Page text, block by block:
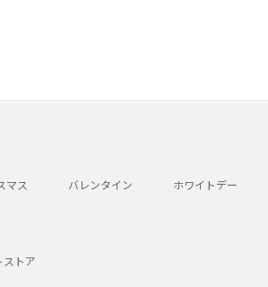
マス バレンタイン ホワイトデー
ストア